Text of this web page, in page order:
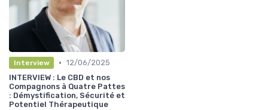
Interview • 12/06/2025
INTERVIEW : Le CBD et nos
Compagnons à Quatre Pattes
: Démystification, Sécurité et
Potentiel Thérapeutique